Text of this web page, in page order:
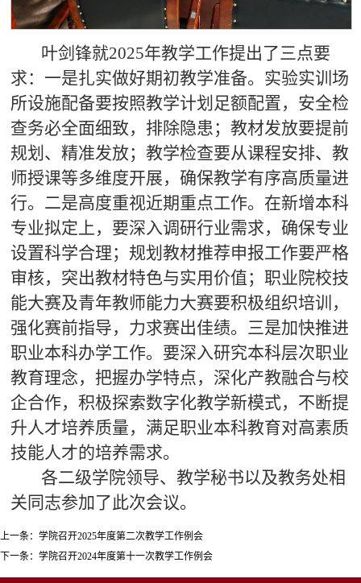
叶剑锋就2025年教学工作提出了三点要
求：一是扎实做好期初教学准备。实验实训场
所设施配备要按照教学计划足额配置，安全检
查务必全面细致，排除隐患；教材发放要提前
规划、精准发放；教学检查要从课程安排、教
师授课等多维度开展，确保教学有序高质量进
行。二是高度重视近期重点工作。在新增本科
专业拟定上，要深入调研行业需求，确保专业
设置科学合理；规划教材推荐申报工作要严格
审核，突出教材特色与实用价值；职业院校技
能大赛及青年教师能力大赛要积极组织培训，
强化赛前指导，力求赛出佳绩。三是加快推进
职业本科办学工作。要深入研究本科层次职业
教育理念，把握办学特点，深化产教融合与校
企合作，积极探索数字化教学新模式，不断提
升人才培养质量，满足职业本科教育对高素质
技能人才的培养需求。
各二级学院领导、教学秘书以及教务处相
关同志参加了此次会议。
上一条： 学院召开2025年度第二次教学工作例会
下一条： 学院召开2024年度第十一次教学工作例会